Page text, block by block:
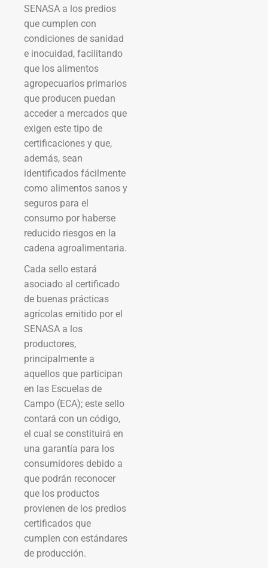
SENASA a los predios
que cumplen con
condiciones de sanidad
e inocuidad, facilitando
que los alimentos
agropecuarios primarios
que producen puedan
acceder a mercados que
exigen este tipo de
certificaciones y que,
además, sean
identificados fácilmente
como alimentos sanos y
seguros para el
consumo por haberse
reducido riesgos en la
cadena agroalimentaria.
Cada sello estará
asociado al certificado
de buenas prácticas
agrícolas emitido por el
SENASA a los
productores,
principalmente a
aquellos que participan
en las Escuelas de
Campo (ECA); este sello
contará con un código,
el cual se constituirá en
una garantía para los
consumidores debido a
que podrán reconocer
que los productos
provienen de los predios
certificados que
cumplen con estándares
de producción.